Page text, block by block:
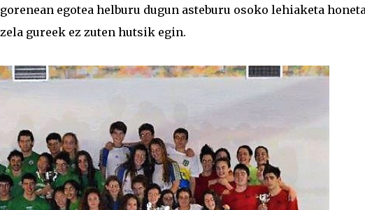
egotea helburu dugun asteburu osoko lehiaketa
gureek ez zuten hutsik egin.